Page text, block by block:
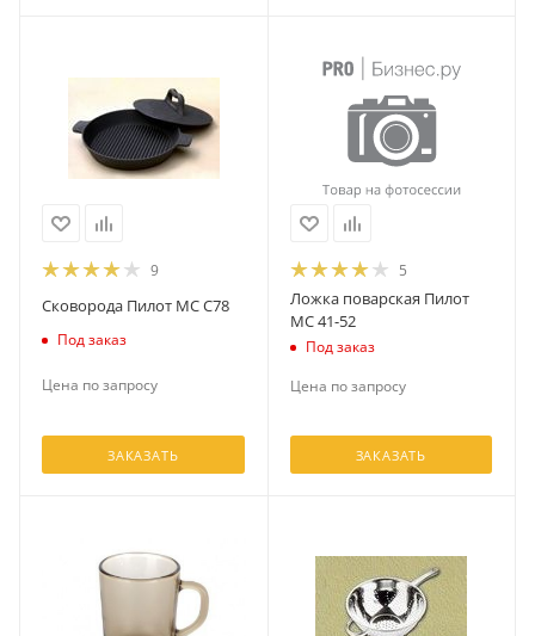
9
Сковорода Пилот МС С78
Под заказ
Цена по запросу
ЗАКАЗАТЬ
5
Ложка поварская Пилот
МС 41-52
Под заказ
Цена по запросу
ЗАКАЗАТЬ